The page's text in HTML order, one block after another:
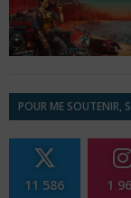
POUR ME SOUTENIR,
11 586 1